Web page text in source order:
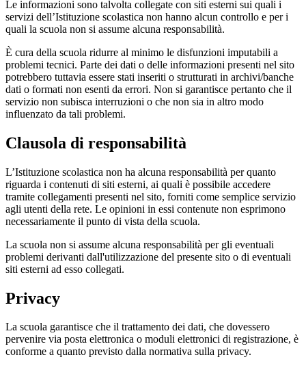
Le informazioni sono talvolta collegate con siti esterni sui quali i
servizi dell’Istituzione scolastica non hanno alcun controllo e per i
quali la scuola non si assume alcuna responsabilità.
È cura della scuola ridurre al minimo le disfunzioni imputabili a
problemi tecnici. Parte dei dati o delle informazioni presenti nel sito
potrebbero tuttavia essere stati inseriti o strutturati in archivi/banche
dati o formati non esenti da errori. Non si garantisce pertanto che il
servizio non subisca interruzioni o che non sia in altro modo
influenzato da tali problemi.
Clausola di responsabilità
L’Istituzione scolastica non ha alcuna responsabilità per quanto
riguarda i contenuti di siti esterni, ai quali è possibile accedere
tramite collegamenti presenti nel sito, forniti come semplice servizio
agli utenti della rete. Le opinioni in essi contenute non esprimono
necessariamente il punto di vista della scuola.
La scuola non si assume alcuna responsabilità per gli eventuali
problemi derivanti dall'utilizzazione del presente sito o di eventuali
siti esterni ad esso collegati.
Privacy
La scuola garantisce che il trattamento dei dati, che dovessero
pervenire via posta elettronica o moduli elettronici di registrazione, è
conforme a quanto previsto dalla normativa sulla privacy.